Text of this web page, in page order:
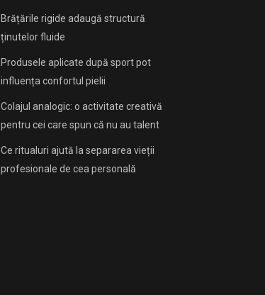
Brățările rigide adaugă structură
ținutelor fluide
Produsele aplicate după sport pot
influența confortul pielii
Colajul analogic: o activitate creativă
pentru cei care spun că nu au talent
Ce ritualuri ajută la separarea vieții
profesionale de cea personală